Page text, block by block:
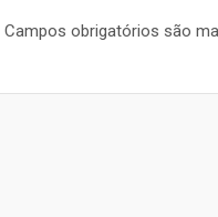
Campos obrigatórios são